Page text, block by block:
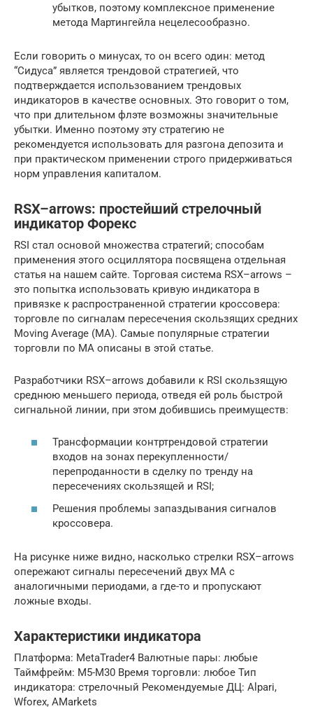
убытков, поэтому комплексное применение
метода Мартингейла нецелесообразно.
Если говорить о минусах, то он всего один: метод
“Сидуса” является трендовой стратегией, что
подтверждается использованием трендовых
индикаторов в качестве основных. Это говорит о том,
что при длительном флэте возможны значительные
убытки. Именно поэтому эту стратегию не
рекомендуется использовать для разгона депозита и
при практическом применении строго придерживаться
норм управления капиталом.
RSX–arrows: простейший стрелочный
индикатор Форекс
RSI стал основой множества стратегий; способам
применения этого осциллятора посвящена отдельная
статья на нашем сайте. Торговая система RSX–arrows –
это попытка использовать кривую индикатора в
привязке к распространенной стратегии кроссовера:
торговле по сигналам пересечения скользящих средних
Moving Average (MA). Самые популярные стратегии
торговли по МА описаны в этой статье.
Разработчики RSX–arrows добавили к RSI скользящую
среднюю меньшего периода, отведя ей роль быстрой
сигнальной линии, при этом добившись преимуществ:
Трансформации контртрендовой стратегии
входов на зонах перекупленности/
перепроданности в сделку по тренду на
пересечениях скользящей и RSI;
Решения проблемы запаздывания сигналов
кроссовера.
На рисунке ниже видно, насколько стрелки RSX–arrows
опережают сигналы пересечений двух MA с
аналогичными периодами, а где-то и пропускают
ложные входы.
Характеристики индикатора
Платформа: MetaTrader4 Валютные пары: любые
Таймфрейм: М5-М30 Время торговли: любое Тип
индикатора: стрелочный Рекомендуемые ДЦ: Alpari,
Wforex, AMarkets